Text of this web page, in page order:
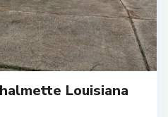
Louisiana